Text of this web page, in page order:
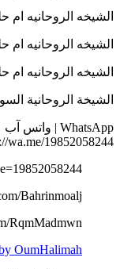
الشيخه الروحانيه ام
الشيخه الروحانيه ام
الشيخه الروحانيه ام
الشيخة الروحانية
WhatsApp | واتس آب
wa.me/19852058244
Bahrinmoalj
RqmMadmwn
OumHalimah